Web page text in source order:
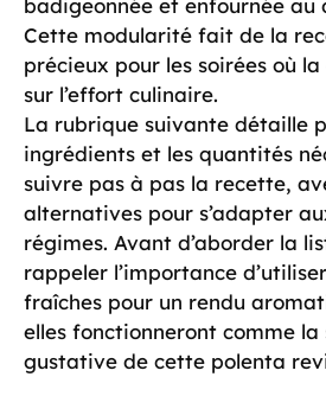
badigeonnée et enfournée au
Cette modularité fait de la
précieux pour les soirées où
sur l’effort culinaire.
La rubrique suivante détaille
ingrédients et les quantités
suivre pas à pas la recette,
alternatives pour s’adapter
régimes. Avant d’aborder la
rappeler l’importance
fraîches pour un rendu
elles fonctionneront comme
gustative de cette polenta